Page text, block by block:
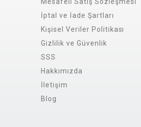
İptal ve İade Şartları
Kişisel Veriler Politikası
Gizlilik ve Güvenlik
SSS
Hakkımızda
İletişim
Blog